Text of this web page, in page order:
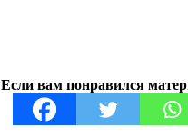
Если вам понравился